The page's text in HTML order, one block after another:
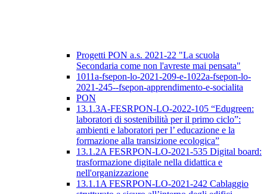
Progetti PON a.s. 2021-22 "La scuola
Secondaria come non l'avreste mai pensata"
1011a-fsepon-lo-2021-209-e-1022a-fsepon-lo-
2021-245--fsepon-apprendimento-e-socialita
PON
13.1.3A-FESRPON-LO-2022-105 “Edugreen:
laboratori di sostenibilità per il primo ciclo”:
ambienti e laboratori per l’ educazione e la
formazione alla transizione ecologica”
13.1.2A FESRPON-LO-2021-535 Digital board:
trasformazione digitale nella didattica e
nell'organizzazione
13.1.1A FESRPON-LO-2021-242 Cablaggio